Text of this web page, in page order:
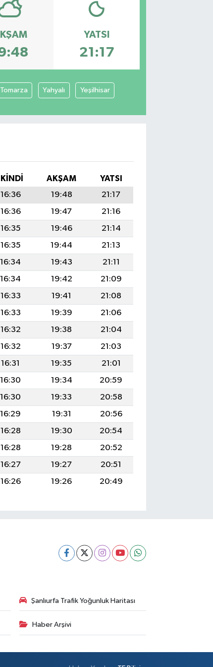
YATSI
21:17
Tomarza Yahyalı Yeşilhisar
İKINDI AKŞAM
YATSI
16:36 19:48
21:17
16:36 19:47
21:16
16:35 19:46
21:14
16:35 19:44
21:13
16:34 19:43
21:11
16:34 19:42
21:09
16:33 19:41
21:08
16:33 19:39
21:06
16:32 19:38
21:04
16:32 19:37
21:03
16:31 19:35
21:01
16:30 19:34
20:59
16:30 19:33
20:58
16:29 19:31
20:56
16:28 19:30
20:54
16:28 19:28
20:52
16:27 19:27
20:51
16:26 19:26 20:49
Şanlıurfa Trafik Yoğunluk Haritası
Haber Arşivi